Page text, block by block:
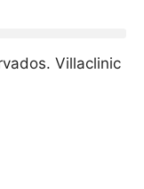
Villaclinic